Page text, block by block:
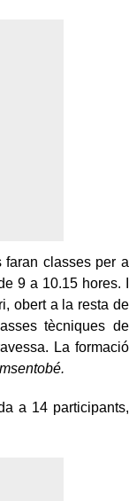
faran classes per a
9 a 10.15 hores. I
obert a la resta de
tècniques de
La formació
a 14 participants,